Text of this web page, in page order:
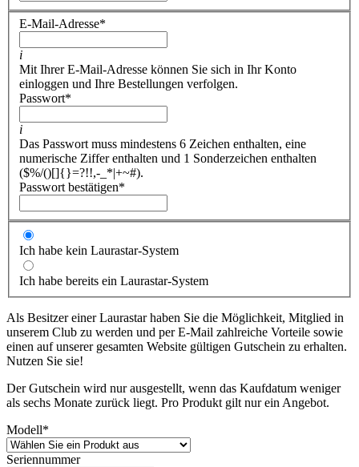
E-Mail-Adresse*
i
Mit Ihrer E-Mail-Adresse können Sie sich in Ihr Konto
einloggen und Ihre Bestellungen verfolgen.
Passwort*
i
Das Passwort muss mindestens 6 Zeichen enthalten, eine
numerische Ziffer enthalten und 1 Sonderzeichen enthalten
($%/()[]{}=?!!,-_*|+~#).
Passwort bestätigen*
Ich habe kein Laurastar-System
Ich habe bereits ein Laurastar-System
Als Besitzer einer Laurastar haben Sie die Möglichkeit, Mitglied in
unserem Club zu werden und per E-Mail zahlreiche Vorteile sowie
einen auf unserer gesamten Website gültigen Gutschein zu erhalten.
Nutzen Sie sie!
Der Gutschein wird nur ausgestellt, wenn das Kaufdatum weniger
als sechs Monate zurück liegt. Pro Produkt gilt nur ein Angebot.
Modell*
Seriennummer